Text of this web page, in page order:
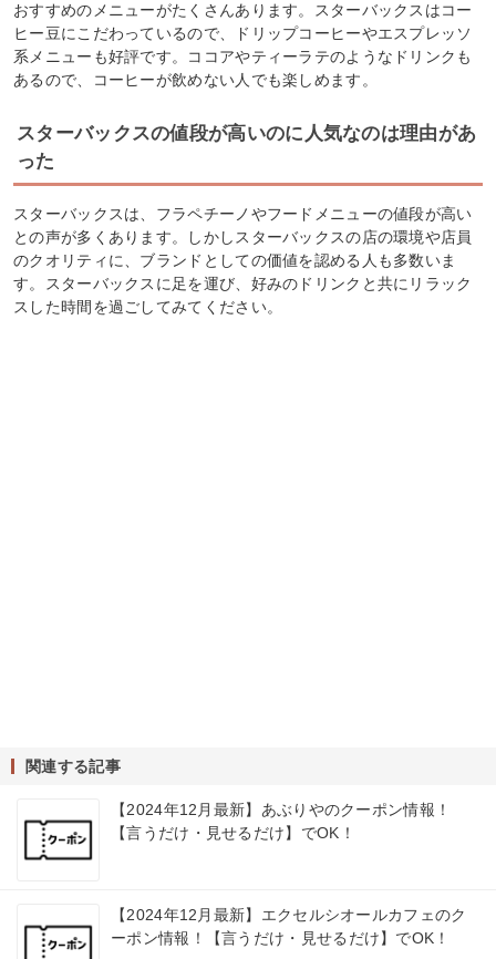
おすすめのメニューがたくさんあります。スターバックスはコー
ヒー豆にこだわっているので、ドリップコーヒーやエスプレッソ
系メニューも好評です。ココアやティーラテのようなドリンクも
あるので、コーヒーが飲めない人でも楽しめます。
スターバックスの値段が高いのに人気なのは理由があ
った
スターバックスは、フラペチーノやフードメニューの値段が高い
との声が多くあります。しかしスターバックスの店の環境や店員
のクオリティに、ブランドとしての価値を認める人も多数いま
す。スターバックスに足を運び、好みのドリンクと共にリラック
スした時間を過ごしてみてください。
関連する記事
【2024年12月最新】あぶりやのクーポン情報！
【言うだけ・見せるだけ】でOK！
【2024年12月最新】エクセルシオールカフェのク
ーポン情報！【言うだけ・見せるだけ】でOK！